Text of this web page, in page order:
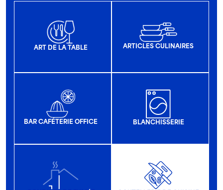
ART DE LA TABLE ARTICLES CULINAIRES
BAR CAFÉTERIE OFFICE BLANCHISSERIE